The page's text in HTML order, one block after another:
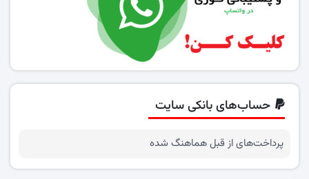
حساب‌های بانکی سایت
پرداخت‌های از قبل هماهنگ شده